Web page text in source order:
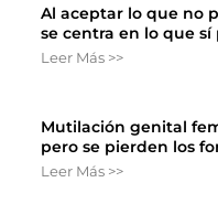
Al aceptar lo que no
se centra en lo que sí
Leer Más >>
Mutilación genital
pero se pierden los
Leer Más >>